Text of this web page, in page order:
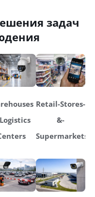
задач
Retail-Stores-
&-
Supermarkets